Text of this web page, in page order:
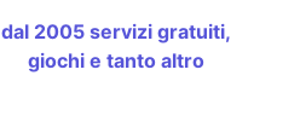
dal 2005 servizi gratuiti,
giochi e tanto altro